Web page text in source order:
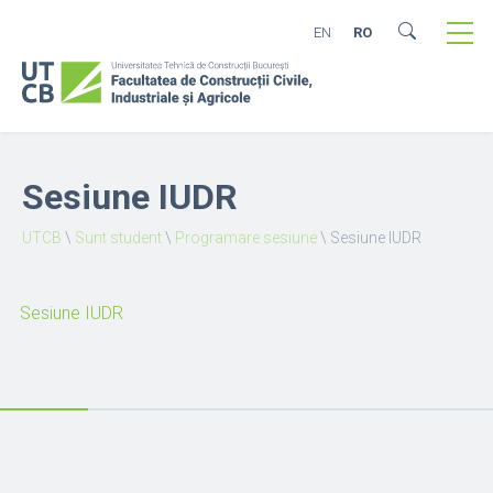
EN RO
Sesiune IUDR
UTCB \ Sunt student\ Programare sesiune\ Sesiune IUDR
Sesiune IUDR